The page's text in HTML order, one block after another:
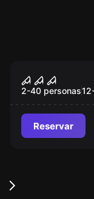
Popular
Los
del Gótico
2-40 personas12
Reservar